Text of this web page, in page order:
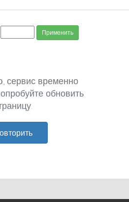
Применить
сервис временно
обновить